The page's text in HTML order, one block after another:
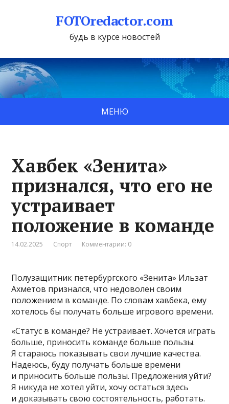
FOTOredactor.com
будь в курсе новостей
МЕНЮ
Хавбек «Зенита»
признался, что его не
устраивает
положение в команде
14.02.2025 Спорт Комментарии: 0
Полузащитник петербургского «Зенита» Ильзат
Ахметов признался, что недоволен своим
положением в команде. По словам хавбека, ему
хотелось бы получать больше игрового времени.
«Статус в команде? Не устраивает. Хочется играть
больше, приносить команде больше пользы.
Я стараюсь показывать свои лучшие качества.
Надеюсь, буду получать больше времени
и приносить больше пользы. Предложения уйти?
Я никуда не хотел уйти, хочу остаться здесь
и доказывать свою состоятельность, работать.